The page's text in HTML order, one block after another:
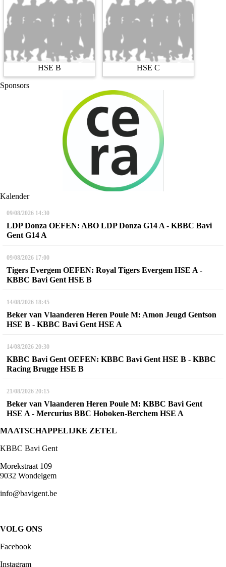
HSE B HSE C
Sponsors
Kalender
09/08/2026 14:30
LDP Donza OEFEN: ABO LDP Donza G14 A - KBBC Bavi
Gent G14 A
09/08/2026 17:00
Tigers Evergem OEFEN: Royal Tigers Evergem HSE A -
KBBC Bavi Gent HSE B
14/08/2026 18:45
Beker van Vlaanderen Heren Poule M: Amon Jeugd Gentson
HSE B - KBBC Bavi Gent HSE A
14/08/2026 20:30
KBBC Bavi Gent OEFEN: KBBC Bavi Gent HSE B - KBBC
Racing Brugge HSE B
21/08/2026 20:15
Beker van Vlaanderen Heren Poule M: KBBC Bavi Gent
HSE A - Mercurius BBC Hoboken-Berchem HSE A
MAATSCHAPPELIJKE ZETEL
KBBC Bavi Gent
Morekstraat 109
9032 Wondelgem
info@bavigent.be
VOLG ONS
Facebook
Instagram